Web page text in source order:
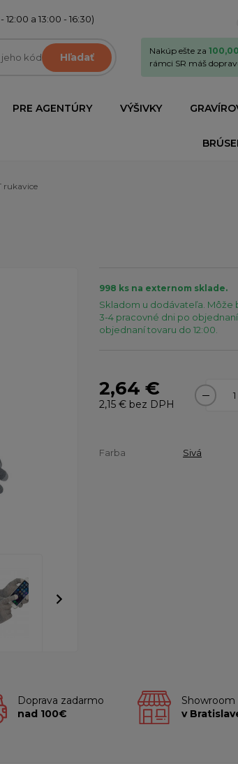
12:00 a 13:00 - 16:30)
Hľadať
Nakúp ešte za
rámci SR máš
PRE AGENTÚRY VÝŠIVKY
rukavice
998 ks na externom sklade.
Skladom u dodávateľa. Môže
3-4 pracovné dni po
objednaní tovaru do 12:00.
2,64 €
2,15 € bez DPH
Farba Sivá
Doprava zadarmo
nad 100€
Showroom
v